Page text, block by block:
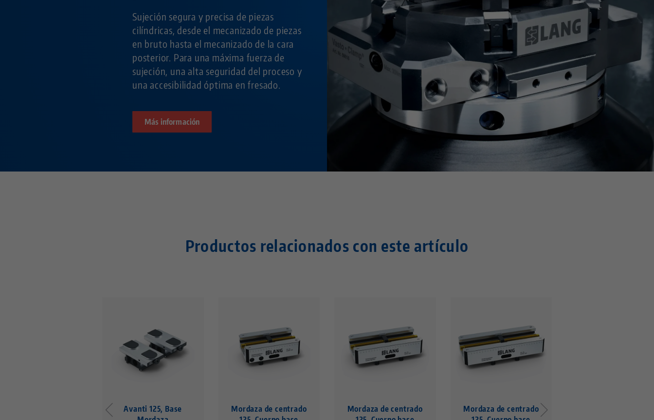
Sujeción segura y precisa de piezas
cilíndricas, desde el mecanizado de piezas
en bruto hasta el mecanizado de la cara
posterior. Para una máxima fuerza de
sujeción, una alta seguridad del proceso y
una accesibilidad óptima en fresado.
Más información
Productos relacionados con este artículo
Avanti 125, Base
Mordaza de centrado
Mordaza de centrado
Mordaza de centrado